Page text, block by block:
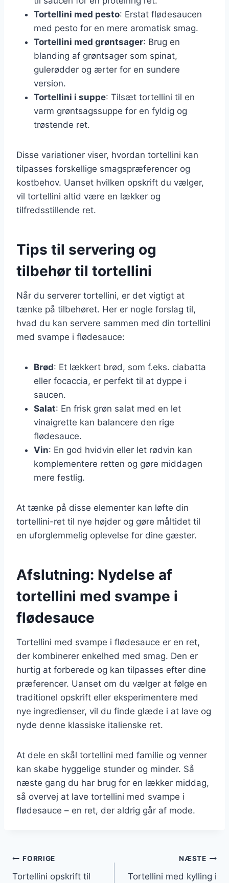
Tortellini med pesto: Erstat flødesaucen
med pesto for en mere aromatisk smag.
Tortellini med grøntsager: Brug en
blanding af grøntsager som spinat,
gulerødder og ærter for en sundere
version.
Tortellini i suppe: Tilsæt tortellini til en
varm grøntsagssuppe for en fyldig og
trøstende ret.
Disse variationer viser, hvordan tortellini kan
tilpasses forskellige smagspræferencer og
kostbehov. Uanset hvilken opskrift du vælger,
vil tortellini altid være en lækker og
tilfredsstillende ret.
Tips til servering og
tilbehør til tortellini
Når du serverer tortellini, er det vigtigt at
tænke på tilbehøret. Her er nogle forslag til,
hvad du kan servere sammen med din tortellini
med svampe i flødesauce:
Brød: Et lækkert brød, som f.eks. ciabatta
eller focaccia, er perfekt til at dyppe i
saucen.
Salat: En frisk grøn salat med en let
vinaigrette kan balancere den rige
flødesauce.
Vin: En god hvidvin eller let rødvin kan
komplementere retten og gøre middagen
mere festlig.
At tænke på disse elementer kan løfte din
tortellini-ret til nye højder og gøre måltidet til
en uforglemmelig oplevelse for dine gæster.
Afslutning: Nydelse af
tortellini med svampe i
flødesauce
Tortellini med svampe i flødesauce er en ret,
der kombinerer enkelhed med smag. Den er
hurtig at forberede og kan tilpasses efter dine
præferencer. Uanset om du vælger at følge en
traditionel opskrift eller eksperimentere med
nye ingredienser, vil du finde glæde i at lave og
nyde denne klassiske italienske ret.
At dele en skål tortellini med familie og venner
kan skabe hyggelige stunder og minder. Så
næste gang du har brug for en lækker middag,
så overvej at lave tortellini med svampe i
flødesauce – en ret, der aldrig går af mode.
Indlægsnavigation
FORRIGE
Tortellini opskrift til
NÆSTE
Tortellini med kylling i